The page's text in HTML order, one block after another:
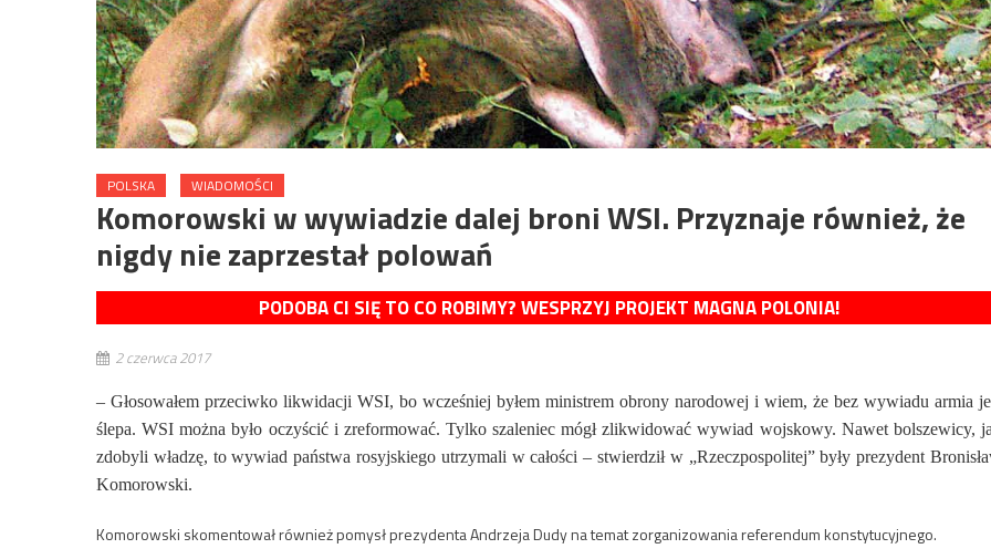
POLSKA WIADOMOŚCI
Komorowski w wywiadzie dalej broni WSI. Przyznaje również, że
nigdy nie zaprzestał polowań
PODOBA CI SIĘ TO CO ROBIMY? WESPRZYJ PROJEKT MAGNA POLONIA!
2 czerwca 2017
– Głosowałem przeciwko likwidacji WSI, bo wcześniej byłem ministrem obrony narodowej i wiem, że bez wywiadu armia
ślepa. WSI można było oczyścić i zreformować. Tylko szaleniec mógł zlikwidować wywiad wojskowy. Nawet bolszewicy,
zdobyli władzę, to wywiad państwa rosyjskiego utrzymali w całości – stwierdził w „Rzeczpospolitej” były prezydent
Komorowski.
Komorowski skomentował również pomysł prezydenta Andrzeja Dudy na temat zorganizowania referendum konstytucyjnego.